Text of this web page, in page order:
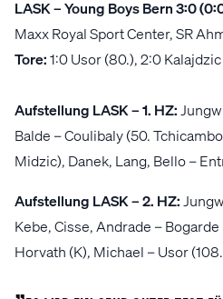
LASK – Young Boys Bern 3:0
Maxx Royal Sport Center, SR
Tore:1:0 Usor (80.), 2:0
Aufstellung LASK – 1. HZ:
Balde – Coulibaly (50.
Midzic), Danek, Lang, Bello –
Aufstellung LASK – 2. HZ:
Kebe, Cisse, Andrade –
Horvath (K), Michael – Usor
„